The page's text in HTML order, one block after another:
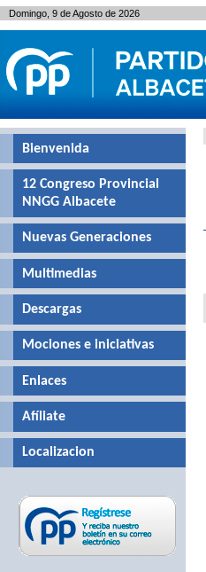
Bienvenida
12 Congreso Provincial
NNGG Albacete
Nuevas Generaciones
Multimedias
Descargas
Mociones e iniciativas
Enlaces
Afíliate
Localizacion
Domingo, 9 de Agosto de 2026